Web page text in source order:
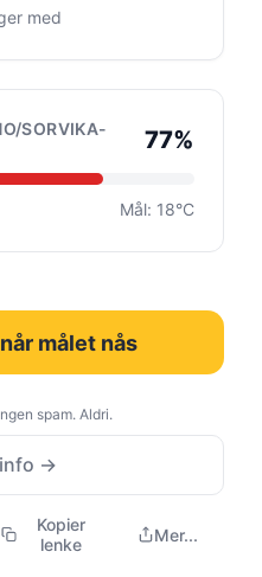
med
SORVIKA-
77%
Mål: 18°C
målet nås
spam. Aldri.
info →
Kopier
lenke
Mer...